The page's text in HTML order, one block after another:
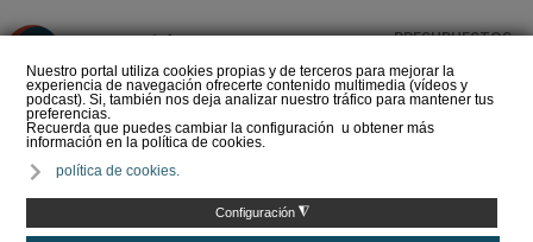
Nuestro portal utiliza cookies propias y de terceros para mejorar la
experiencia de navegación ofrecerte contenido multimedia (vídeos y
podcast). Si, también nos deja analizar nuestro tráfico para mantener tus
preferencias.
Recuerda que puedes cambiar la configuración u obtener más
información en la política de cookies.
política de cookies.
Configuración ◮
PRESUPUESTOS
del Amperio (Episodio 3)